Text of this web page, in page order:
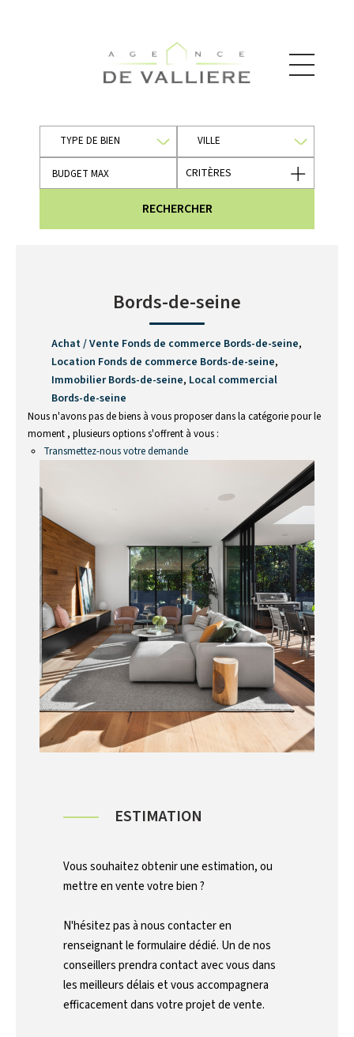
TYPE DE BIEN VILLE
CRITÈRES
RECHERCHER
Bords-de-seine
Achat / Vente Fonds de commerce Bords-de-seine,
Location Fonds de commerce Bords-de-seine,
Immobilier Bords-de-seine, Local commercial
Bords-de-seine
Nous n'avons pas de biens à vous proposer dans la catégorie pour le
moment , plusieurs options s'offrent à vous :
Transmettez-nous votre demande
ESTIMATION
Vous souhaitez obtenir une estimation, ou
mettre en vente votre bien ?
N'hésitez pas à nous contacter en
renseignant le formulaire dédié. Un de nos
conseillers prendra contact avec vous dans
les meilleurs délais et vous accompagnera
efficacement dans votre projet de vente.